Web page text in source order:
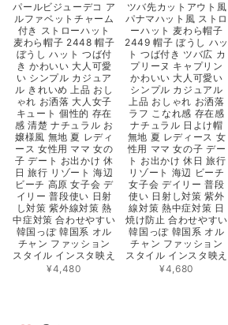
パールビジューデコ ア
ルファベットチャーム
付き ストローハット
麦わら帽子 2448 帽子
ぼうし ハット つば付
き かわいい 大人可愛
い シンプル カジュア
ル きれいめ 上品 おし
ゃれ お洒落 大人女子
キュート 個性的 存在
感 清楚 ナチュラル お
嬢様風 無地 夏 レディ
ース 女性用 ママ 女の
子 デート お出かけ 休
日 旅行 リゾート 海辺
ビーチ 高原 女子会 デ
イリー 普段使い 日射
し対策 紫外線対策 熱
中症対策 合わせやすい
韓国っぽ 韓国系 オル
チャン ファッション
スタイル インスタ映え
¥4,480
ツバ先カットアウト風
パナマハット風 ストロ
ーハット 麦わら帽子
2449 帽子 ぼうし ハッ
ト つば付き ツバ広 カ
プリーヌ キャプリン
かわいい 大人可愛い
シンプル カジュアル
上品 おしゃれ お洒落
ラフ こなれ感 存在感
ナチュラル 日よけ帽
無地 夏 レディース 女
性用 ママ 女の子 デー
ト お出かけ 休日 旅行
リゾート 海辺 ビーチ
女子会 デイリー 普段
使い 日射し対策 紫外
線対策 熱中症対策 日
焼け防止 合わせやすい
韓国っぽ 韓国系 オル
チャン ファッション
スタイル インスタ映え
¥4,680